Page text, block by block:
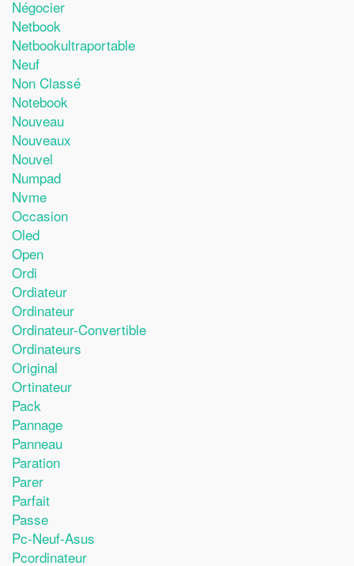
Négocier
Netbook
Netbookultraportable
Neuf
Non Classé
Notebook
Nouveau
Nouveaux
Nouvel
Numpad
Nvme
Occasion
Oled
Open
Ordi
Ordiateur
Ordinateur
Ordinateur-Convertible
Ordinateurs
Original
Ortinateur
Pack
Pannage
Panneau
Paration
Parer
Parfait
Passe
Pc-Neuf-Asus
Pcordinateur